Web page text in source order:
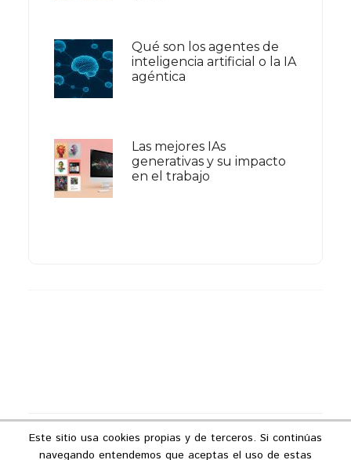
Qué son los agentes de
inteligencia artificial o la IA
agéntica
Las mejores IAs
generativas y su impacto
en el trabajo
Copyright © 2026 ·Podcast Industria 4.0
Este sitio usa cookies propias y de terceros. Si continúas
navegando entendemos que aceptas el uso de estas